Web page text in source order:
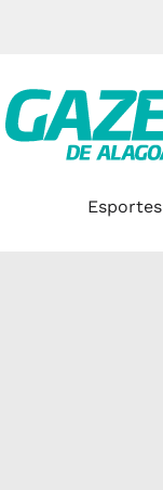
Esportes